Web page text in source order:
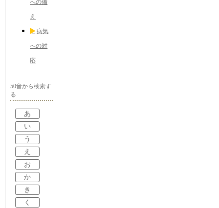
への備
え
病気
への対
応
50音から検索す
る
あ
い
う
え
お
か
き
く